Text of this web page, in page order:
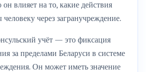
влияет на то, какие действия
через загранучреждение.
учёт — это фиксация
за пределами Беларуси в системе
Он может иметь значение